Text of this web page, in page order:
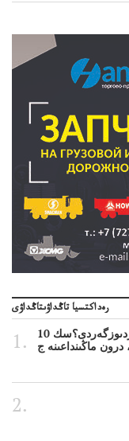
رەداكتسيا تاڭداۋىتاڭداۋى
10 كۇندە نە وزنەردىوزگەردى؟سك